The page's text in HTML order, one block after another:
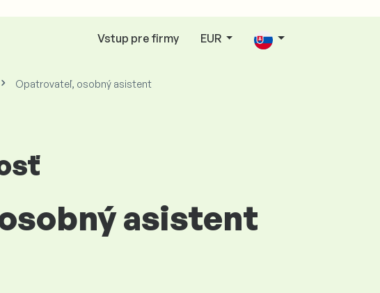
Vstup pre firmy EUR
Opatrovateľ, osobný asistent
asistent